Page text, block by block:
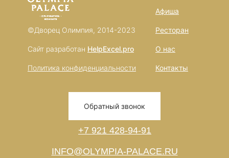
+7 921 428-94-91
©Дворец Олимпия, 2014-2023
Афиша
Ресторан
О нас
Контакты
Сайт разработан HelpExcel.pro
INFO@OLYMPIA-PALACE.RU
Обратный звонок
Политика конфиденциальности